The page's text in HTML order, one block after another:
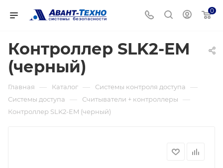
0
Контроллер SLK2-EM
(черный)
Главная — Каталог — Системы контроля доступа —
Системы доступа — Считыватели + контроллеры —
Контроллер SLK2-EM (черный)